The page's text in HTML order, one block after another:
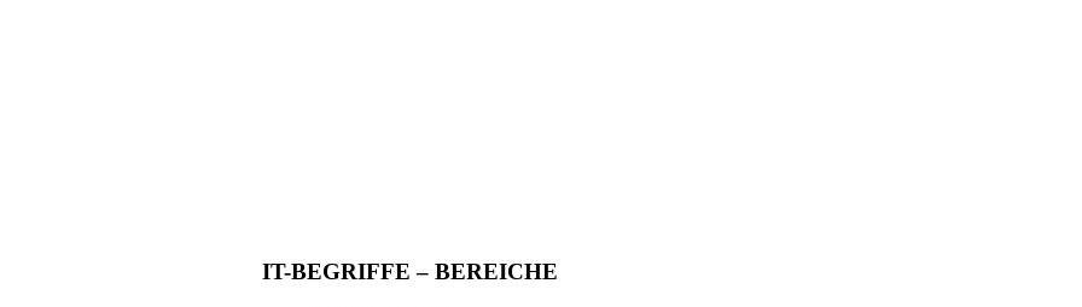
IT-BEGRIFFE – BEREICHE